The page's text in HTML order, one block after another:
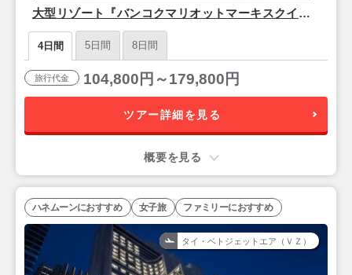
大型リゾート『バンコクマリオットマーキスクイー
ンズパーク』バンコク2泊4日
4日間 5日間 8日間
旅行代金 104,800円～179,800円
ツアー詳細を見る
概要を見る
タイ・ベトジェットエア（ＶＺ）
ハネムーンにおすすめ 女子旅 ファミリーにおすすめ